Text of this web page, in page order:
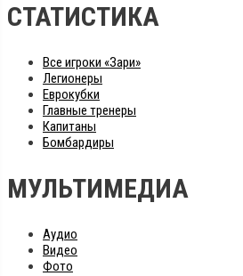
СТАТИСТИКА
Все игроки «Зари»
Легионеры
Еврокубки
Главные тренеры
Капитаны
Бомбардиры
МУЛЬТИМЕДИА
Аудио
Видео
Фото